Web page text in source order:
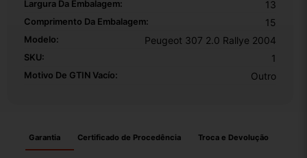
Largura Da Embalagem: 13
Comprimento Da Embalagem: 15
Modelo: Peugeot 307 2.0 Rallye 2004
SKU: 1
Motivo De GTIN Vacío: Outro
Garantia Certificado de Procedência Troca e Devolução